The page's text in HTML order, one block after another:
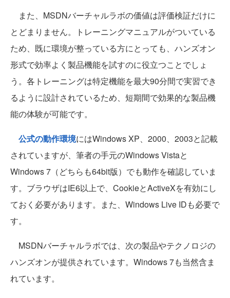
また、MSDNバーチャルラボの価値は評価検証だけに
とどまりません。トレーニングマニュアルがついている
ため、既に環境が整っている方にとっても、ハンズオン
形式で効率よく製品機能を試すのに役立つことでしょ
う。各トレーニングは特定機能を最大90分間で実習でき
るように設計されているため、短期間で効果的な製品機
能の体験が可能です。
公式の動作環境にはWindows XP、2000、2003と記載
されていますが、筆者の手元のWindows Vistaと
Windows 7（どちらも64bit版）でも動作を確認していま
す。ブラウザはIE6以上で、CookieとActiveXを有効にし
ておく必要があります。また、Windows Live IDも必要で
す。
MSDNバーチャルラボでは、次の製品やテクノロジの
ハンズオンが提供されています。Windows 7も当然含ま
れています。